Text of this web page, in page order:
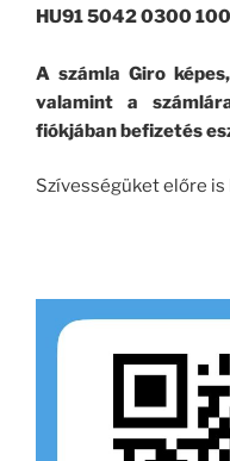
HU91 5042 0300
A számla Giro
valamint a
fiókjában befizetés
Szívességüket előre is